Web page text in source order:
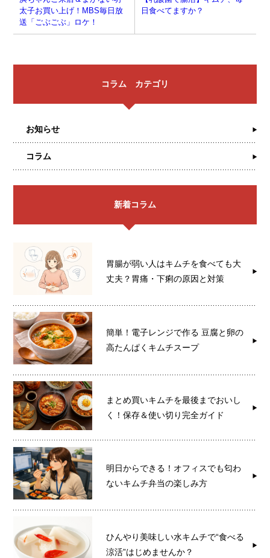
太子お買い上げ！MBS毎日放
送「ごぶごぶ」ロケ！
日食べてますか？
コラム カテゴリ
お知らせ
コラム
新着コラム
胃腸が弱い人はキムチを食べても大
丈夫？胃痛・下痢の原因と対策
簡単！電子レンジで作る 豆腐と卵の
高たんぱくキムチスープ
まとめ買いキムチを最後までおいし
く！保存＆使い切り完全ガイド
明日からできる！オフィスでも匂わ
ないキムチ弁当の楽しみ方
ひんやり美味しい水キムチで“食べる
涼活”はじめませんか？